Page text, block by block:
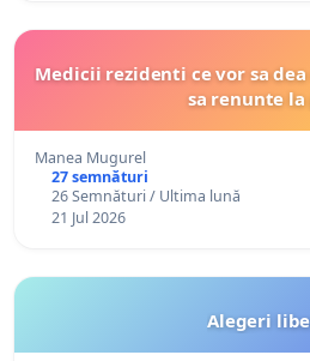
Medicii rezidenti ce vor sa
sa renunte la
Manea Mugurel
27 semnături
26 Semnături / Ultima lună
21 Jul 2026
Alegeri